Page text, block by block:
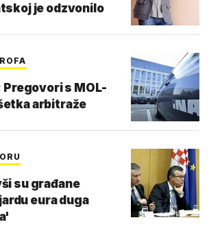
je odzvonilo
Pregovori s MOL-
arbitraže
su građane
eura duga